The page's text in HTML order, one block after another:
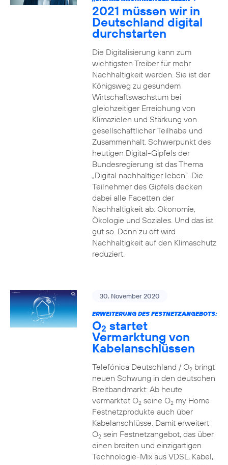
2021 müssen wir in
Deutschland digital
durchstarten
Die Digitalisierung kann zum
wichtigsten Treiber für mehr
Nachhaltigkeit werden. Sie ist der
Königsweg zu gesundem
Wirtschaftswachstum bei
gleichzeitiger Erreichung von
Klimazielen und Stärkung von
gesellschaftlicher Teilhabe und
Zusammenhalt. Schwerpunkt des
heutigen Digital-Gipfels der
Bundesregierung ist das Thema
„Digital nachhaltiger leben“. Die
Teilnehmer des Gipfels decken
dabei alle Facetten der
Nachhaltigkeit ab: Ökonomie,
Ökologie und Soziales. Und das ist
gut so. Denn zu oft wird
Nachhaltigkeit auf den Klimaschutz
reduziert.
30. November 2020
ERWEITERUNG DES FESTNETZANGEBOTS:
O2 startet
Vermarktung von
Kabelanschlüssen
Telefónica Deutschland / O2bringt
neuen Schwung in den deutschen
Breitbandmarkt: Ab heute
vermarktet O2seine O2my Home
Festnetzprodukte auch über
Kabelanschlüsse. Damit erweitert
O2sein Festnetzangebot, das über
einen breiten und einzigartigen
Technologie-Mix aus VDSL, Kabel,